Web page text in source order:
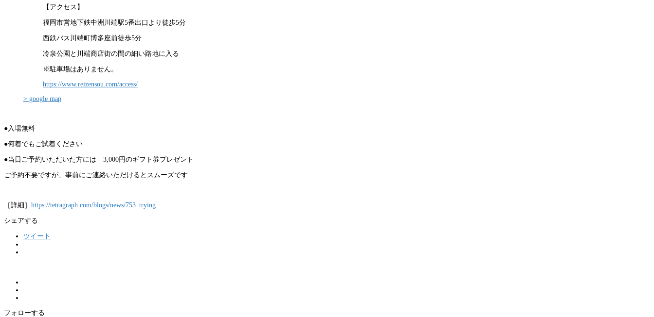
【アクセス】
福岡市営地下鉄中洲川端駅5番出口より徒歩5分
西鉄バス川端町博多座前徒歩5分
冷泉公園と川端商店街の間の細い路地に入る
※駐車場はありません。
https://www.reizensou.com/access/
> google map
●入場無料
●何着でもご試着ください
●当日ご予約いただいた方には 3,000円のギフト券プレゼント
ご予約不要ですが、事前にご連絡いただけるとスムーズです
［詳細］ https://tetragraph.com/blogs/news/753_trying
シェアする
ツイート
フォローする